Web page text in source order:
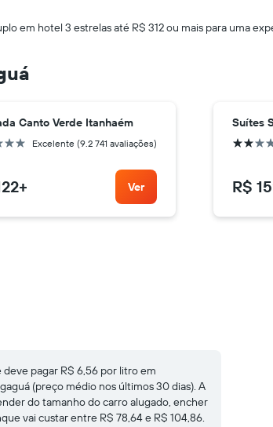
em hotel 3 estrelas até R$ 312 ou mais para uma
Canto Verde Itanhaém
Excelente (9.2 741 avaliações)
+ Ver
Suítes
2 estrelas
R$
deve pagar R$ 6,56 por litro em
(preço médio nos últimos 30 dias). A
do tamanho do carro alugado, encher
vai custar entre R$ 78,64 e R$ 104,86.